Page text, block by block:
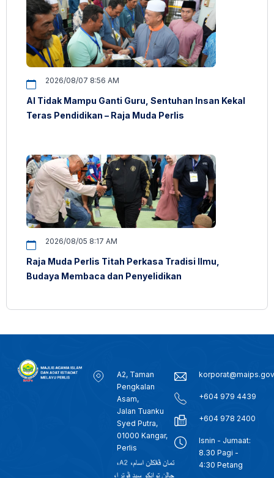
2026/08/07 8:56 AM
AI Tidak Mampu Ganti Guru, Sentuhan Insan Kekal
Teras Pendidikan – Raja Muda Perlis
2026/08/05 8:17 AM
Raja Muda Perlis Titah Perkasa Tradisi Ilmu,
Budaya Membaca dan Penyelidikan
A2, Taman
Pengkalan
Asam,
Jalan Tuanku
Syed Putra,
01000 Kangar,
Perlis
+604 979 4439
+604 978 2400
Isnin - Jumaat:
8.30 Pagi -
4:30 Petang